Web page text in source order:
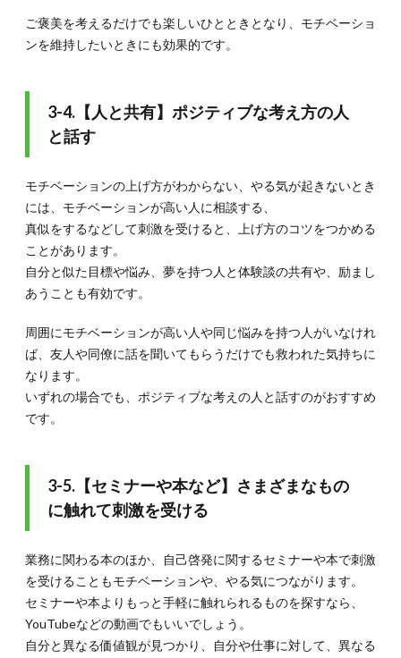
ご褒美を考えるだけでも楽しいひとときとなり、モチベーショ
ンを維持したいときにも効果的です。
3-4.【人と共有】ポジティブな考え方の人
と話す
モチベーションの上げ方がわからない、やる気が起きないとき
には、モチベーションが高い人に相談する、
真似をするなどして刺激を受けると、上げ方のコツをつかめる
ことがあります。
自分と似た目標や悩み、夢を持つ人と体験談の共有や、励まし
あうことも有効です。
周囲にモチベーションが高い人や同じ悩みを持つ人がいなけれ
ば、友人や同僚に話を聞いてもらうだけでも救われた気持ちに
なります。
いずれの場合でも、ポジティブな考えの人と話すのがおすすめ
です。
3-5.【セミナーや本など】さまざまなもの
に触れて刺激を受ける
業務に関わる本のほか、自己啓発に関するセミナーや本で刺激
を受けることもモチベーションや、やる気につながります。
セミナーや本よりもっと手軽に触れられるものを探すなら、
YouTubeなどの動画でもいいでしょう。
自分と異なる価値観が見つかり、自分や仕事に対して、異なる